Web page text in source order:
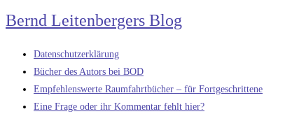
Zum
Inhalt
springen
Bernd Leitenbergers Blog
Datenschutzerklärung
Bücher des Autors bei BOD
Empfehlenswerte Raumfahrtbücher – für Fortgeschrittene
Eine Frage oder ihr Kommentar fehlt hier?